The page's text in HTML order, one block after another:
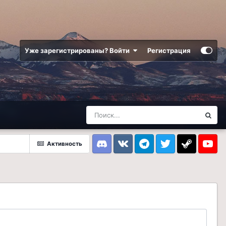
Уже зарегистрированы? Войти Регистрация
Активность
DiscordVK TelegramTwitter Steam